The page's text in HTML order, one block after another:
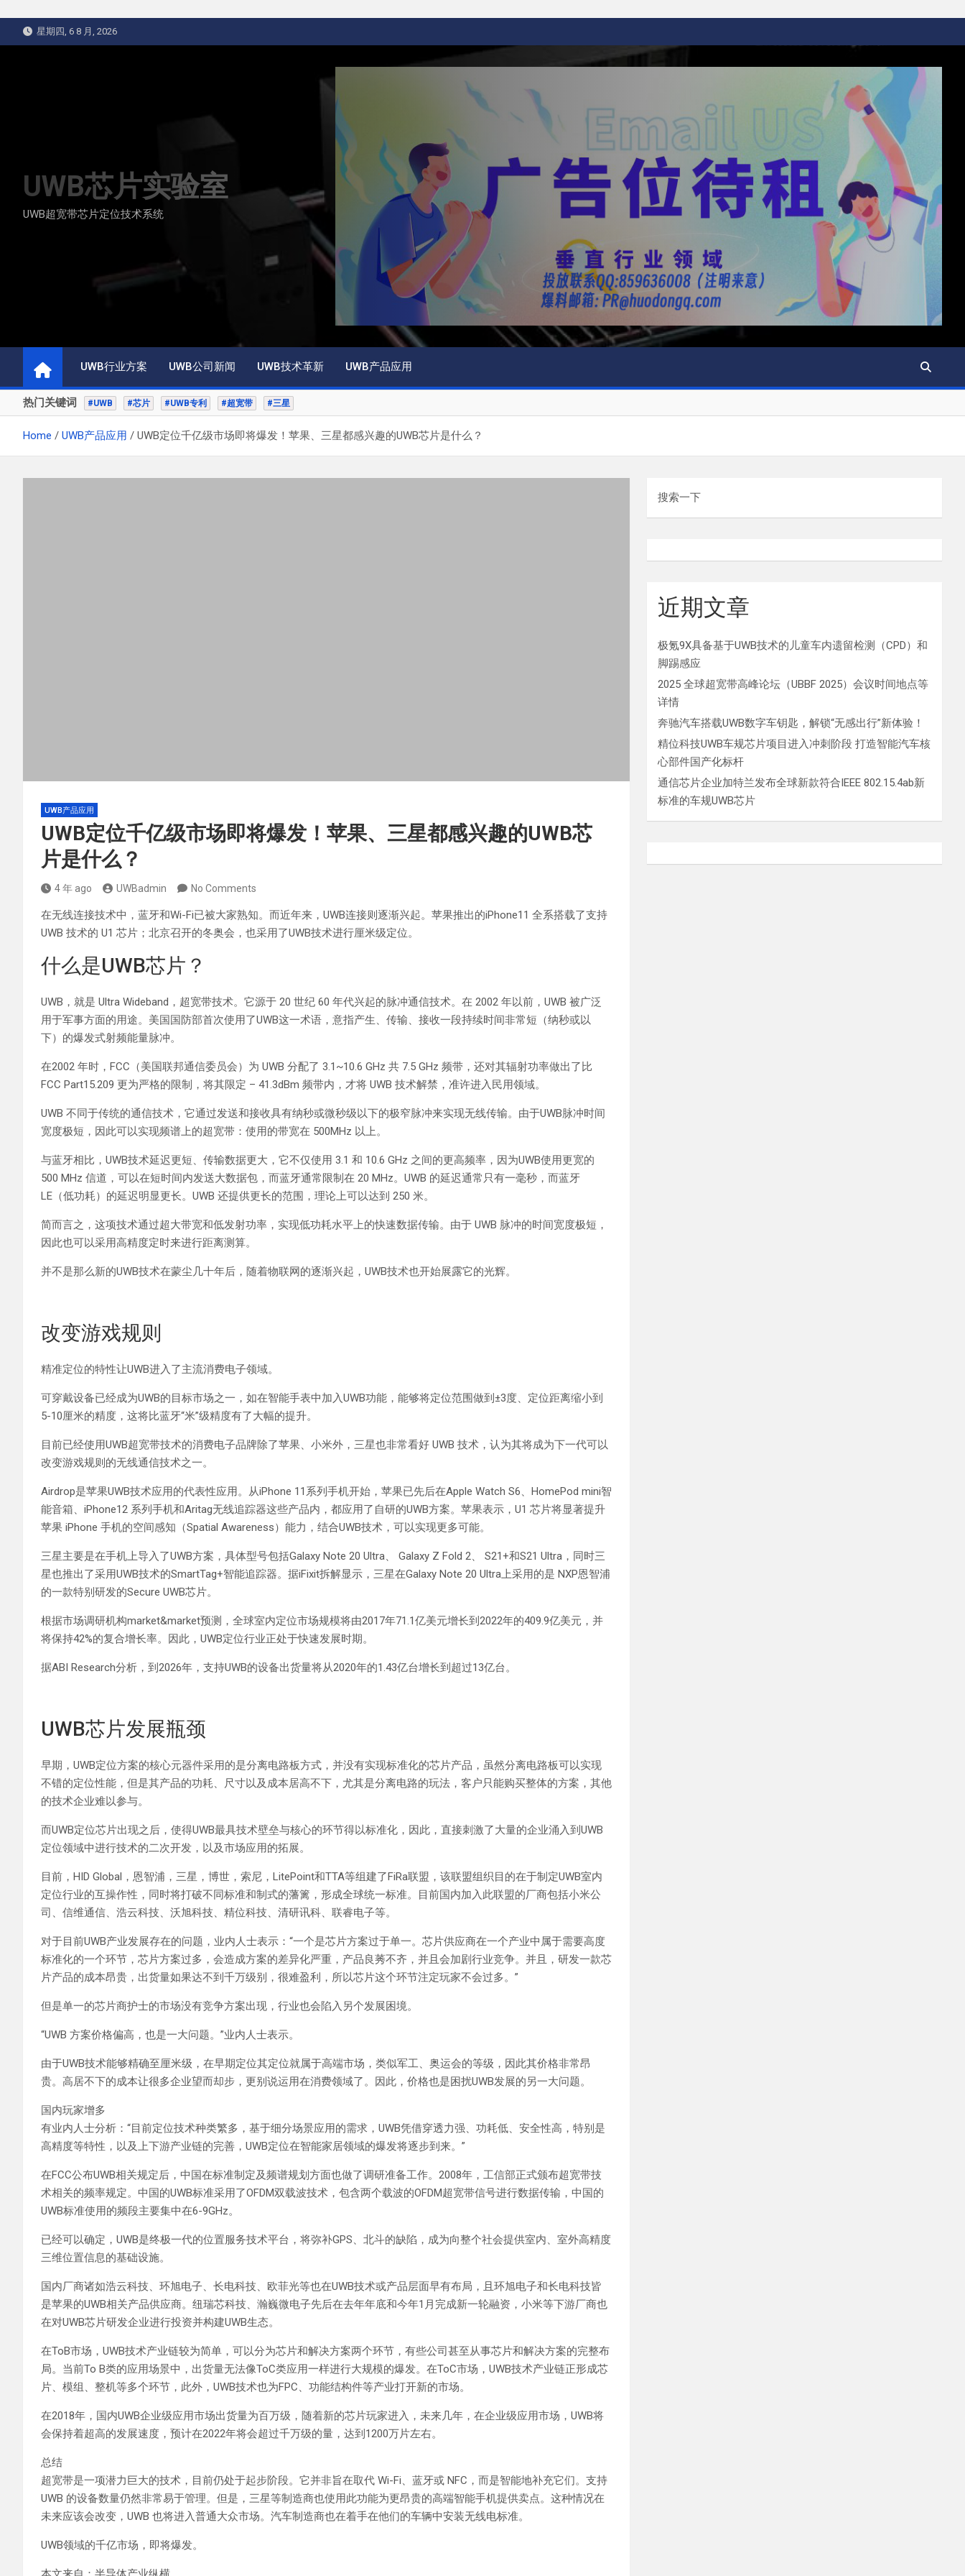
to
星期四, 6 8 月, 2026
UWB芯片实验室
UWB超宽带芯片定位技术系统
UWB行业方案 UWB公司新闻 UWB技术革新 UWB产品应用
热门关键词 #UWB #芯片 #UWB专利 #超宽带 #三星
Home UWB产品应用 UWB定位千亿级市场即将爆发！苹果、三星都感兴趣的UWB芯片是什么？
UWB产品应用
UWB定位千亿级市场即将爆发！苹果、三星都感兴趣的UWB芯
片是什么？
4 年 ago UWBadmin No Comments
在无线连接技术中，蓝牙和Wi-Fi已被大家熟知。而近年来，UWB连接则逐渐兴起。苹果推出的iPhone11 全系搭载了支持
UWB 技术的 U1 芯片；北京召开的冬奥会，也采用了UWB技术进行厘米级定位。
什么是UWB芯片？
UWB，就是 Ultra Wideband，超宽带技术。它源于 20 世纪 60 年代兴起的脉冲通信技术。在 2002 年以前，UWB 被广泛
用于军事方面的用途。美国国防部首次使用了UWB这一术语，意指产生、传输、接收一段持续时间非常短（纳秒或以
下）的爆发式射频能量脉冲。
在2002 年时，FCC（美国联邦通信委员会）为 UWB 分配了 3.1~10.6 GHz 共 7.5 GHz 频带，还对其辐射功率做出了比
FCC Part15.209 更为严格的限制，将其限定 – 41.3dBm 频带内，才将 UWB 技术解禁，准许进入民用领域。
UWB 不同于传统的通信技术，它通过发送和接收具有纳秒或微秒级以下的极窄脉冲来实现无线传输。由于UWB脉冲时间
宽度极短，因此可以实现频谱上的超宽带：使用的带宽在 500MHz 以上。
与蓝牙相比，UWB技术延迟更短、传输数据更大，它不仅使用 3.1 和 10.6 GHz 之间的更高频率，因为UWB使用更宽的
500 MHz 信道，可以在短时间内发送大数据包，而蓝牙通常限制在 20 MHz。UWB 的延迟通常只有一毫秒，而蓝牙
LE（低功耗）的延迟明显更长。UWB 还提供更长的范围，理论上可以达到 250 米。
简而言之，这项技术通过超大带宽和低发射功率，实现低功耗水平上的快速数据传输。由于 UWB 脉冲的时间宽度极短，
因此也可以采用高精度定时来进行距离测算。
并不是那么新的UWB技术在蒙尘几十年后，随着物联网的逐渐兴起，UWB技术也开始展露它的光辉。
改变游戏规则
精准定位的特性让UWB进入了主流消费电子领域。
可穿戴设备已经成为UWB的目标市场之一，如在智能手表中加入UWB功能，能够将定位范围做到±3度、定位距离缩小到
5-10厘米的精度，这将比蓝牙“米”级精度有了大幅的提升。
目前已经使用UWB超宽带技术的消费电子品牌除了苹果、小米外，三星也非常看好 UWB 技术，认为其将成为下一代可以
改变游戏规则的无线通信技术之一。
Airdrop是苹果UWB技术应用的代表性应用。从iPhone 11系列手机开始，苹果已先后在Apple Watch S6、HomePod mini智
能音箱、iPhone12 系列手机和Aritag无线追踪器这些产品内，都应用了自研的UWB方案。苹果表示，U1 芯片将显著提升
苹果 iPhone 手机的空间感知（Spatial Awareness）能力，结合UWB技术，可以实现更多可能。
三星主要是在手机上导入了UWB方案，具体型号包括Galaxy Note 20 Ultra、 Galaxy Z Fold 2、 S21+和S21 Ultra，同时三
星也推出了采用UWB技术的SmartTag+智能追踪器。据iFixit拆解显示，三星在Galaxy Note 20 Ultra上采用的是 NXP恩智浦
的一款特别研发的Secure UWB芯片。
根据市场调研机构market&market预测，全球室内定位市场规模将由2017年71.1亿美元增长到2022年的409.9亿美元，并
将保持42%的复合增长率。因此，UWB定位行业正处于快速发展时期。
据ABI Research分析，到2026年，支持UWB的设备出货量将从2020年的1.43亿台增长到超过13亿台。
UWB芯片发展瓶颈
早期，UWB定位方案的核心元器件采用的是分离电路板方式，并没有实现标准化的芯片产品，虽然分离电路板可以实现
不错的定位性能，但是其产品的功耗、尺寸以及成本居高不下，尤其是分离电路的玩法，客户只能购买整体的方案，其他
的技术企业难以参与。
而UWB定位芯片出现之后，使得UWB最具技术壁垒与核心的环节得以标准化，因此，直接刺激了大量的企业涌入到UWB
定位领域中进行技术的二次开发，以及市场应用的拓展。
目前，HID Global，恩智浦，三星，博世，索尼，LitePoint和TTA等组建了FiRa联盟，该联盟组织目的在于制定UWB室内
定位行业的互操作性，同时将打破不同标准和制式的藩篱，形成全球统一标准。目前国内加入此联盟的厂商包括小米公
司、信维通信、浩云科技、沃旭科技、精位科技、清研讯科、联睿电子等。
对于目前UWB产业发展存在的问题，业内人士表示：“一个是芯片方案过于单一。芯片供应商在一个产业中属于需要高度
标准化的一个环节，芯片方案过多，会造成方案的差异化严重，产品良莠不齐，并且会加剧行业竞争。并且，研发一款芯
片产品的成本昂贵，出货量如果达不到千万级别，很难盈利，所以芯片这个环节注定玩家不会过多。”
但是单一的芯片商护士的市场没有竞争方案出现，行业也会陷入另个发展困境。
“UWB 方案价格偏高，也是一大问题。”业内人士表示。
由于UWB技术能够精确至厘米级，在早期定位其定位就属于高端市场，类似军工、奥运会的等级，因此其价格非常昂
贵。高居不下的成本让很多企业望而却步，更别说运用在消费领域了。因此，价格也是困扰UWB发展的另一大问题。
国内玩家增多
有业内人士分析：“目前定位技术种类繁多，基于细分场景应用的需求，UWB凭借穿透力强、功耗低、安全性高，特别是
高精度等特性，以及上下游产业链的完善，UWB定位在智能家居领域的爆发将逐步到来。”
在FCC公布UWB相关规定后，中国在标准制定及频谱规划方面也做了调研准备工作。2008年，工信部正式颁布超宽带技
术相关的频率规定。中国的UWB标准采用了OFDM双载波技术，包含两个载波的OFDM超宽带信号进行数据传输，中国的
UWB标准使用的频段主要集中在6-9GHz。
已经可以确定，UWB是终极一代的位置服务技术平台，将弥补GPS、北斗的缺陷，成为向整个社会提供室内、室外高精度
三维位置信息的基础设施。
国内厂商诸如浩云科技、环旭电子、长电科技、欧菲光等也在UWB技术或产品层面早有布局，且环旭电子和长电科技皆
是苹果的UWB相关产品供应商。纽瑞芯科技、瀚巍微电子先后在去年年底和今年1月完成新一轮融资，小米等下游厂商也
在对UWB芯片研发企业进行投资并构建UWB生态。
在ToB市场，UWB技术产业链较为简单，可以分为芯片和解决方案两个环节，有些公司甚至从事芯片和解决方案的完整布
局。当前To B类的应用场景中，出货量无法像ToC类应用一样进行大规模的爆发。在ToC市场，UWB技术产业链正形成芯
片、模组、整机等多个环节，此外，UWB技术也为FPC、功能结构件等产业打开新的市场。
在2018年，国内UWB企业级应用市场出货量为百万级，随着新的芯片玩家进入，未来几年，在企业级应用市场，UWB将
会保持着超高的发展速度，预计在2022年将会超过千万级的量，达到1200万片左右。
总结
超宽带是一项潜力巨大的技术，目前仍处于起步阶段。它并非旨在取代 Wi-Fi、蓝牙或 NFC，而是智能地补充它们。支持
UWB 的设备数量仍然非常易于管理。但是，三星等制造商也使用此功能为更昂贵的高端智能手机提供卖点。这种情况在
未来应该会改变，UWB 也将进入普通大众市场。汽车制造商也在着手在他们的车辆中安装无线电标准。
UWB领域的千亿市场，即将爆发。
搜索一下
近期文章
极氪9X具备基于UWB技术的儿童车内遗留检测（CPD）和
脚踢感应
2025 全球超宽带高峰论坛（UBBF 2025）会议时间地点等
详情
奔驰汽车搭载UWB数字车钥匙，解锁“无感出行”新体验！
精位科技UWB车规芯片项目进入冲刺阶段 打造智能汽车核
心部件国产化标杆
通信芯片企业加特兰发布全球新款符合IEEE 802.15.4ab新
标准的车规UWB芯片